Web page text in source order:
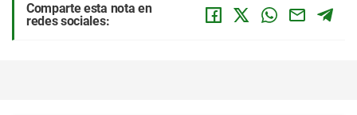
Comparte esta nota en
redes sociales: